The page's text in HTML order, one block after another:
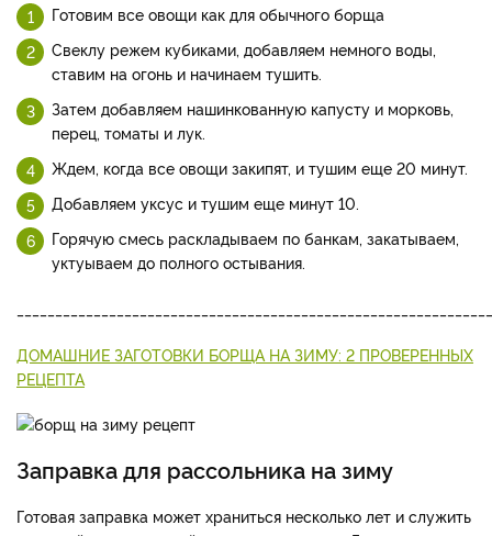
Готовим все овощи как для обычного борща
Свеклу режем кубиками, добавляем немного воды,
ставим на огонь и начинаем тушить.
Затем добавляем нашинкованную капусту и морковь,
перец, томаты и лук.
Ждем, когда все овощи закипят, и тушим еще 20 минут.
Добавляем уксус и тушим еще минут 10.
Горячую смесь раскладываем по банкам, закатываем,
уктуываем до полного остывания.
ДОМАШНИЕ ЗАГОТОВКИ БОРЩА НА ЗИМУ: 2 ПРОВЕРЕННЫХ
РЕЦЕПТА
Заправка для рассольника на зиму
Готовая заправка может храниться несколько лет и служить